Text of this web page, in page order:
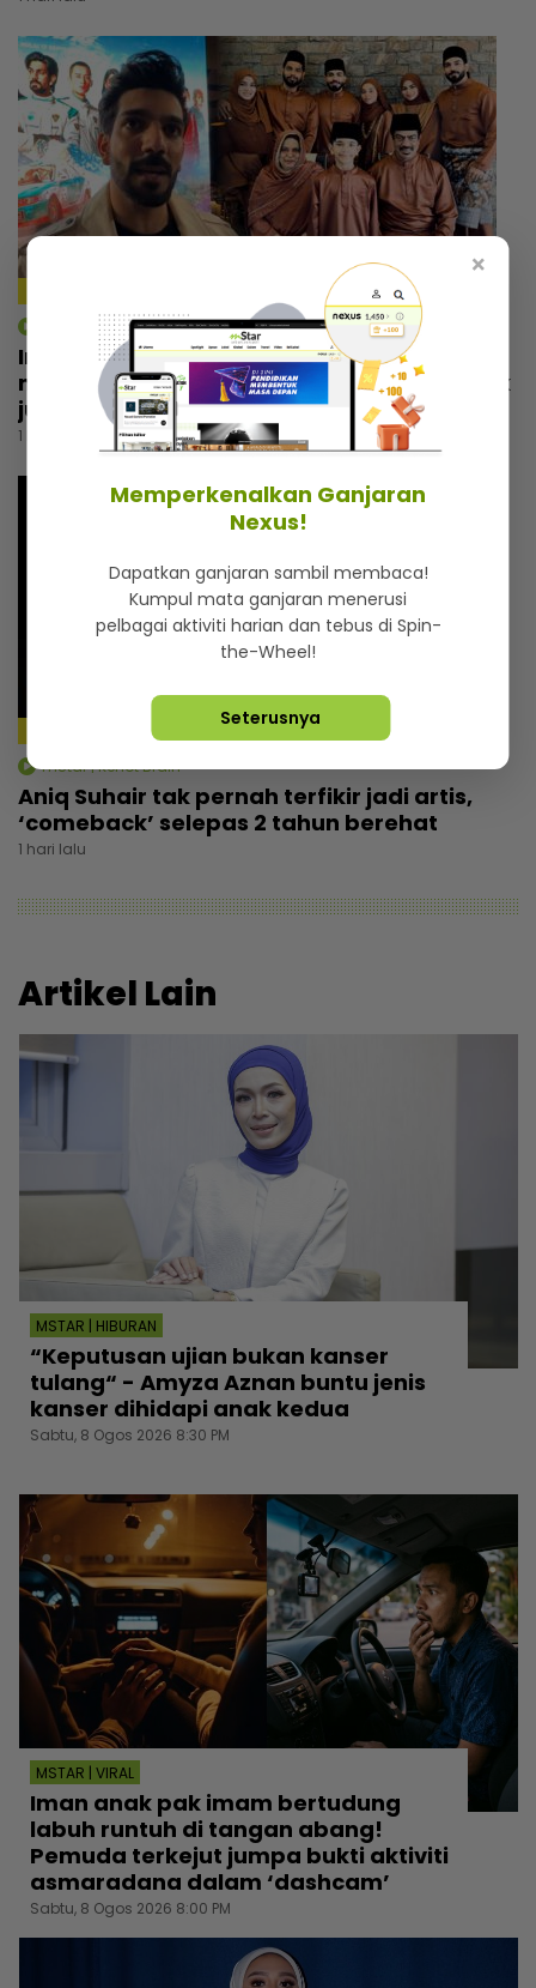
mStar | Hiburan
Irfan Zaini sibuk penggambaran di India,
mak sampai nak buat ‘appointment’ untuk
jumpa
1 hari lalu
mStar | Kenot Brain
Aniq Suhair tak pernah terfikir jadi artis,
‘comeback’ selepas 2 tahun berehat
1 hari lalu
Artikel Lain
MSTAR | HIBURAN
“Keputusan ujian bukan kanser
tulang“ - Amyza Aznan buntu jenis
kanser dihidapi anak kedua
Sabtu, 8 Ogos 2026 8:30 PM
MSTAR | VIRAL
Iman anak pak imam bertudung
labuh runtuh di tangan abang!
Pemuda terkejut jumpa bukti aktiviti
asmaradana dalam ‘dashcam’
Sabtu, 8 Ogos 2026 8:00 PM
×
Memperkenalkan Ganjaran
Nexus!
Dapatkan ganjaran sambil membaca!
Kumpul mata ganjaran menerusi
pelbagai aktiviti harian dan tebus di Spin-
the-Wheel!
Seterusnya